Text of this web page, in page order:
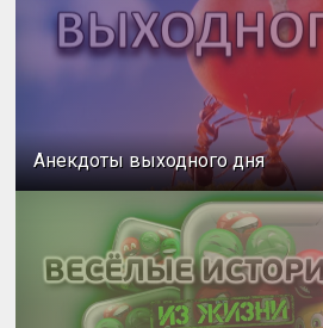
Анекдоты выходного дня